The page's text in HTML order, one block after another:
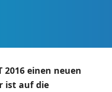
einen neuen
ist auf die